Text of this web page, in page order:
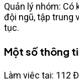
Quản lý nhóm: Có
đội ngũ, tập trung
tục.
Một số thông
Làm việc tại: 112